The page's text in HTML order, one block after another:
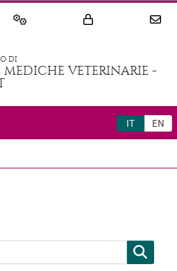
DI
MEDICHE VETERINARIE -
IT EN